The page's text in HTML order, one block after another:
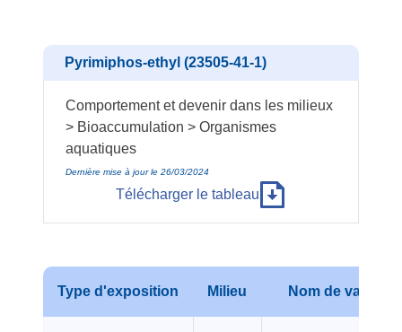
Pyrimiphos-ethyl (23505-41-1)
Comportement et devenir dans les milieux
> Bioaccumulation > Organismes
aquatiques
Dernière mise à jour le 26/03/2024
Télécharger le tableau
Type d'exposition Milieu Nom de valeur